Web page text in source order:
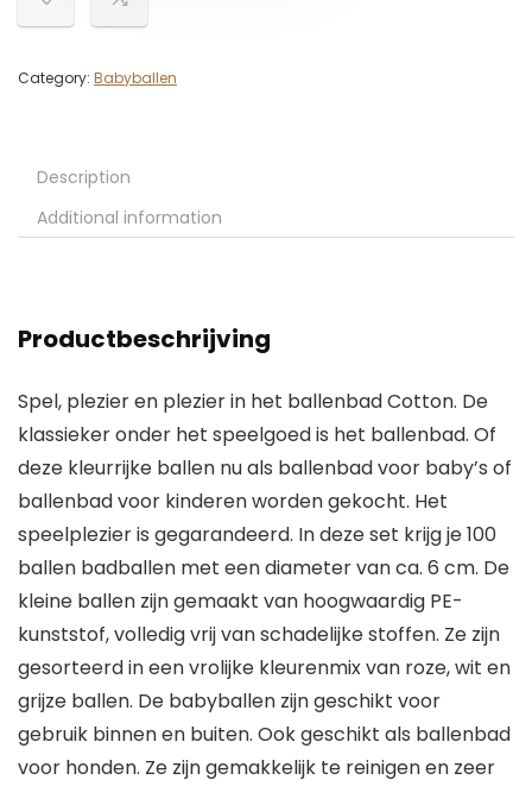
Category: Babyballen
Description
Additional information
Productbeschrijving
Spel, plezier en plezier in het ballenbad Cotton. De
klassieker onder het speelgoed is het ballenbad. Of
deze kleurrijke ballen nu als ballenbad voor baby’s of
ballenbad voor kinderen worden gekocht. Het
speelplezier is gegarandeerd. In deze set krijg je 100
ballen badballen met een diameter van ca. 6 cm. De
kleine ballen zijn gemaakt van hoogwaardig PE-
kunststof, volledig vrij van schadelijke stoffen. Ze zijn
gesorteerd in een vrolijke kleurenmix van roze, wit en
grijze ballen. De babyballen zijn geschikt voor
gebruik binnen en buiten. Ook geschikt als ballenbad
voor honden. Ze zijn gemakkelijk te reinigen en zeer